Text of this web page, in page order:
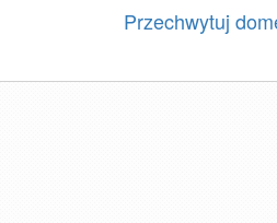
Przechwytuj